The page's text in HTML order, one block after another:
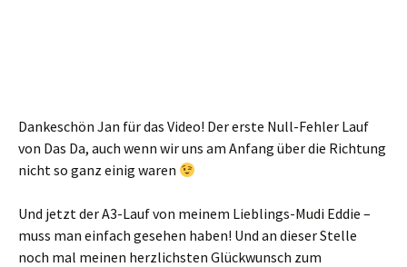
Dankeschön Jan für das Video! Der erste Null-Fehler Lauf
von Das Da, auch wenn wir uns am Anfang über die Richtung
nicht so ganz einig waren
Und jetzt der A3-Lauf von meinem Lieblings-Mudi Eddie –
muss man einfach gesehen haben! Und an dieser Stelle
noch mal meinen herzlichsten Glückwunsch zum